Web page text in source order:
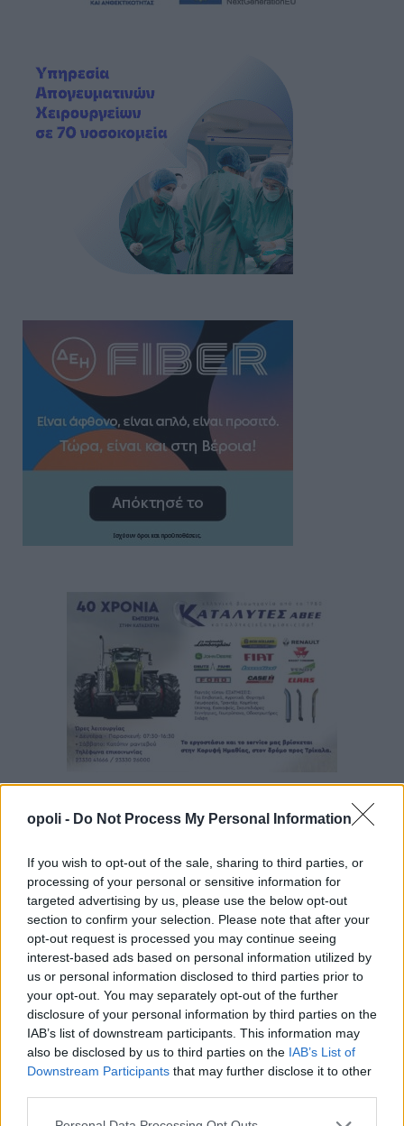
opoli - Do Not Process My Personal Information
If you wish to opt-out of the sale, sharing to third parties, or
processing of your personal or sensitive information for
targeted advertising by us, please use the below opt-out
section to confirm your selection. Please note that after your
opt-out request is processed you may continue seeing
interest-based ads based on personal information utilized by
us or personal information disclosed to third parties prior to
your opt-out. You may separately opt-out of the further
disclosure of your personal information by third parties on the
IAB’s list of downstream participants. This information may
also be disclosed by us to third parties on the IAB’s List of
Downstream Participants that may further disclose it to other